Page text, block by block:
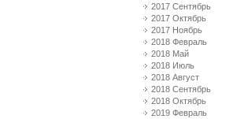
2017 Сентябрь
2017 Октябрь
2017 Ноябрь
2018 Февраль
2018 Май
2018 Июль
2018 Август
2018 Сентябрь
2018 Октябрь
2019 Февраль